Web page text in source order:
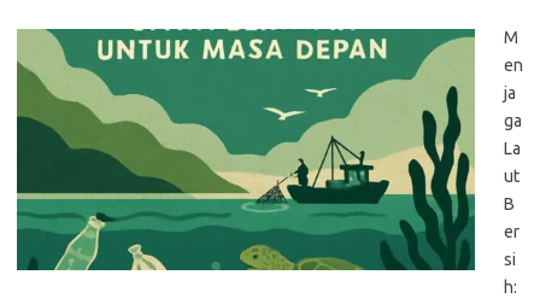
M
en
ja
ga
La
ut
B
er
si
h: